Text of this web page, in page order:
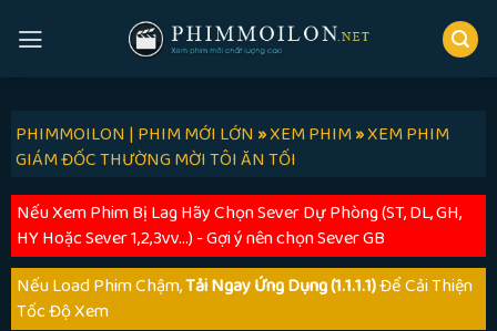
PHIMMOILON | PHIM MỚI LỚN»XEM PHIM»XEM PHIM
GIÁM ĐỐC THƯỜNG MỜI TÔI ĂN TỐI
Nếu Xem Phim Bị Lag Hãy Chọn Sever Dự Phòng (ST, DL, GH,
HY Hoặc Sever 1,2,3vv...) - Gợi ý nên chọn Sever GB
Nếu Load Phim Chậm,Tải Ngay Ứng Dụng (1.1.1.1)Để Cải Thiện
Tốc Độ Xem